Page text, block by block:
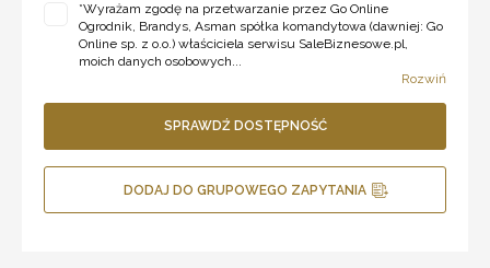
*Wyrażam zgodę na przetwarzanie przez Go Online
Ogrodnik, Brandys, Asman spółka komandytowa (dawniej: Go
Online sp. z o.o.) właściciela serwisu SaleBiznesowe.pl,
moich danych osobowych...
Rozwiń
SPRAWDŹ DOSTĘPNOŚĆ
DODAJ DO GRUPOWEGO ZAPYTANIA